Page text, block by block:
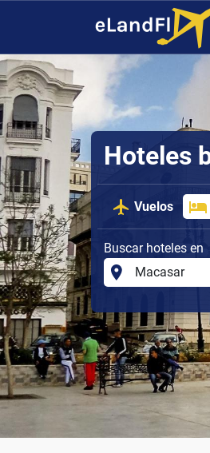
Hoteles
Vuelos
Buscar hoteles en